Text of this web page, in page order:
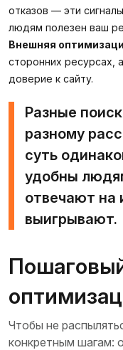
отказов — эти
людям полезен ваш
Внешняя
сторонних ресурсах,
доверие к сайту.
Разные
разному
суть
удобны
отвечают на
выигрывают.
Чтобы не
конкретным шагам: